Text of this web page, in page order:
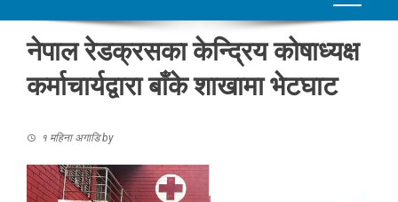
नेपाल रेडक्रसका केन्द्रिय कोषाध्यक्ष
कर्माचार्यद्वारा बाँके शाखामा भेटघाट
१ महिना अगाडिby